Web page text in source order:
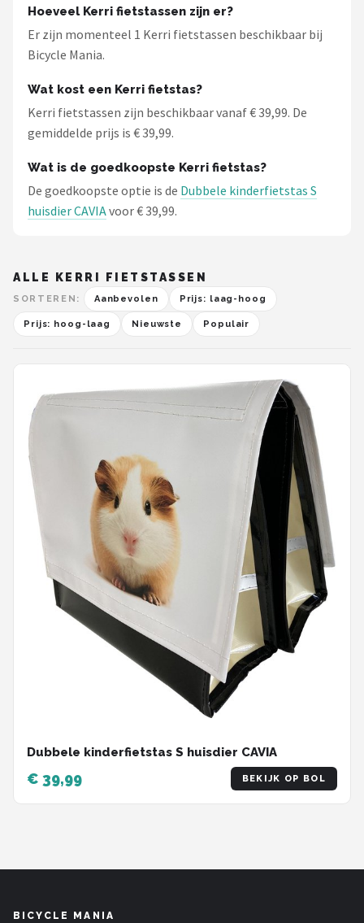
Schwalbe
Shimano
Alle merken →
Hoeveel Kerri fietstassen zijn er?
Er zijn momenteel 1 Kerri fietstassen beschikbaar bij
Bicycle Mania.
Wat kost een Kerri fietstas?
Kerri fietstassen zijn beschikbaar vanaf € 39,99. De
gemiddelde prijs is € 39,99.
Wat is de goedkoopste Kerri fietstas?
De goedkoopste optie is de Dubbele kinderfietstas S
huisdier CAVIAvoor € 39,99.
ALLE KERRI FIETSTASSEN
SORTEREN: Aanbevolen Prijs: laag-hoog
Prijs: hoog-laag Nieuwste Populair
Dubbele kinderfietstas S huisdier CAVIA
€ 39,99 BEKIJK OP BOL
BICYCLE MANIA